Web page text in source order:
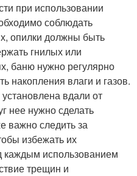
при использовании
соблюдать
опилки должны быть
гнилых или
баню нужно регулярно
накопления влаги и газов.
вдали от
нее нужно сделать
важно следить за
избежать их
каждым использованием
трещин и